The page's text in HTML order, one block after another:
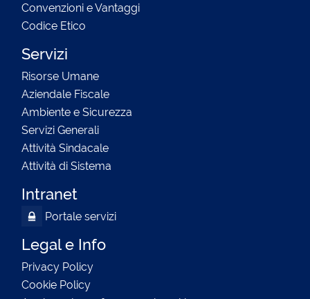
Convenzioni e Vantaggi
Codice Etico
Servizi
Risorse Umane
Aziendale Fiscale
Ambiente e Sicurezza
Servizi Generali
Attività Sindacale
Attività di Sistema
Intranet
Portale servizi
Legal e Info
Privacy Policy
Cookie Policy